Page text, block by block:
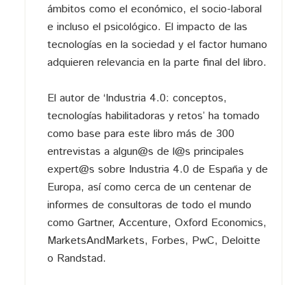
ámbitos como el económico, el socio-laboral
e incluso el psicológico. El impacto de las
tecnologías en la sociedad y el factor humano
adquieren relevancia en la parte final del libro.
El autor de ‘Industria 4.0: conceptos,
tecnologías habilitadoras y retos’ ha tomado
como base para este libro más de 300
entrevistas a algun@s de l@s principales
expert@s sobre Industria 4.0 de España y de
Europa, así como cerca de un centenar de
informes de consultoras de todo el mundo
como Gartner, Accenture, Oxford Economics,
MarketsAndMarkets, Forbes, PwC, Deloitte
o Randstad.